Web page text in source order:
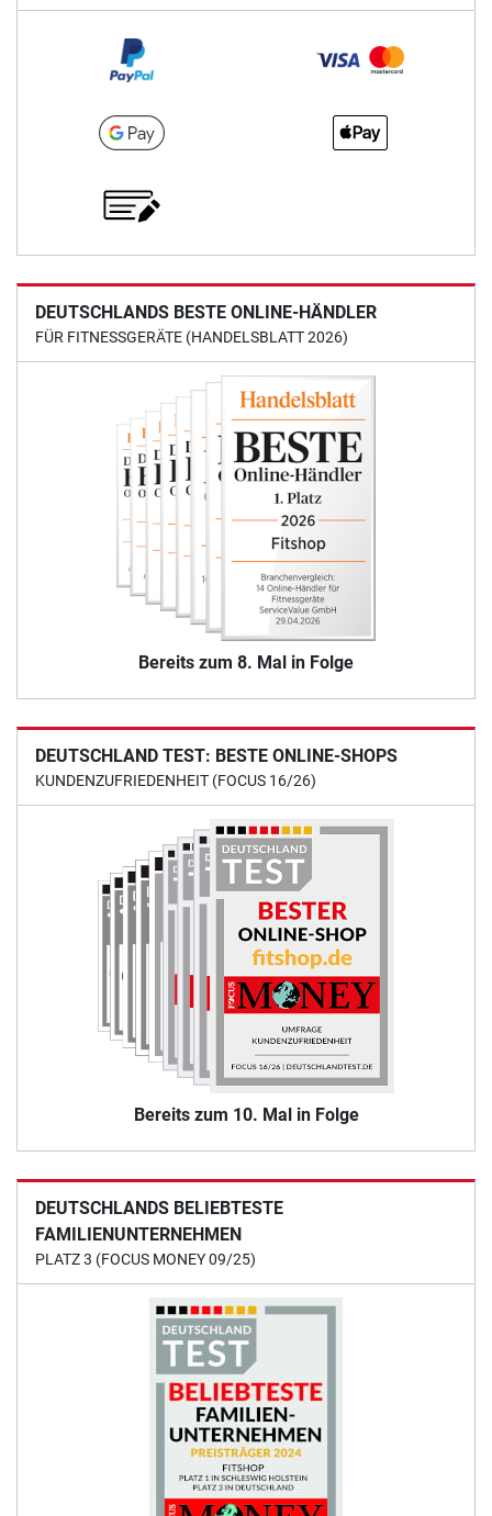
DEUTSCHLANDS BESTE ONLINE-HÄNDLER
FÜR FITNESSGERÄTE (HANDELSBLATT 2026)
Bereits zum 8. Mal in Folge
DEUTSCHLAND TEST: BESTE ONLINE-SHOPS
KUNDENZUFRIEDENHEIT (FOCUS 16/26)
Bereits zum 10. Mal in Folge
DEUTSCHLANDS BELIEBTESTE
FAMILIENUNTERNEHMEN
PLATZ 3 (FOCUS MONEY 09/25)